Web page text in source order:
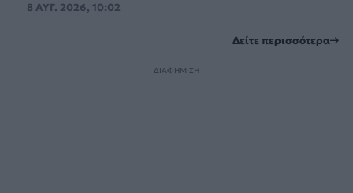
8 ΑΥΓ. 2026, 10:02
Δείτε περισσότερα
ΔΙΑΦΗΜΙΣΗ